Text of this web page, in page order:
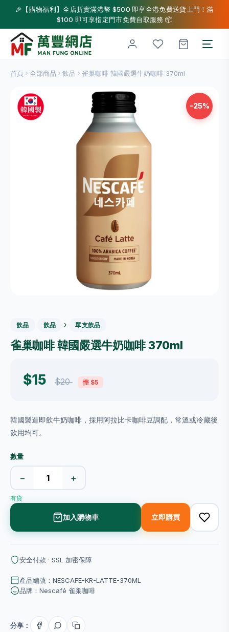
🎉【購物福利】全店折實滿港幣 $500 即享全港免費送貨上門！滿
$100 即可享指定門市免費自取服務 📦
首頁 全部商品 飲品 雀巢咖啡 韓國嚴選牛奶咖啡 370ml
-25%
飲品 飲品 › 單支飲品
雀巢咖啡 韓國嚴選牛奶咖啡 370ml
$15 $20 慳 $5
韓國製造即飲牛奶咖啡，採用阿拉比卡咖啡豆調配，常溫或冷藏後
飲用均可。
數量
− +
有貨
加入購物車 立即購買
安全付款 · SSL 加密保障
產品編號：NESCAFE-KR-LATTE-370ML
品牌：Nescafé 雀巢咖啡
分享：